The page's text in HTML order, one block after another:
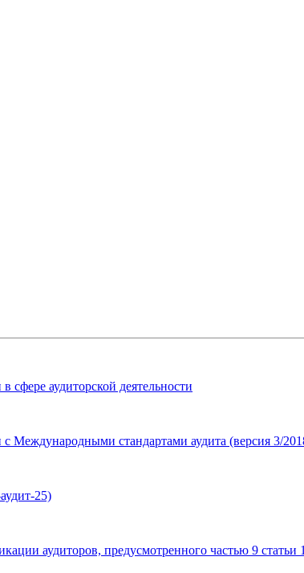
сфере аудиторской деятельности
Международными стандартами аудита (версия 3/
25)
аудиторов, предусмотренного частью 9 статьи